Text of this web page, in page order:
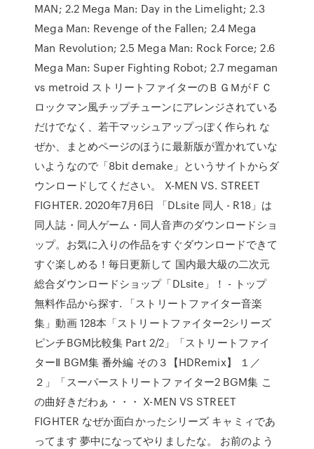
MAN; 2.2 Mega Man: Day in the Limelight; 2.3
Mega Man: Revenge of the Fallen; 2.4 Mega
Man Revolution; 2.5 Mega Man: Rock Force; 2.6
Mega Man: Super Fighting Robot; 2.7 megaman
vs metroid ストリートファイターのＢＧＭがＦＣ
ロックマン風チップチューンにアレンジされている
だけでなく、若干マッシュアップっぽく作られ な
ぜか、まとめページのほうに最新版が置かれていな
いようなので「8bit demake」というサイトからダ
ウンロードしてください。 X-MEN VS. STREET
FIGHTER. 2020年7月6日 「DLsite 同人 - R18」は
同人誌・同人ゲーム・同人音声のダウンロードショ
ップ。お気に入りの作品をすぐダウンロードできて
すぐ楽しめる！毎日更新して 国内最大級の二次元
総合ダウンロードショップ「DLsite」！ - トップ
無料作品から探す. 「ストリートファイター音楽
集」動画 128本「ストリートファイター2シリーズ
ピンチBGM比較集 Part 2/2」「ストリートファイ
ターⅡ BGM集 番外編 その３【HDRemix】 １／
２」「スーパーストリートファイター2 BGM集 こ
の曲好きだわぁ・・・ X-MEN VS STREET
FIGHTER なぜか面白かったシリーズ キャミィであ
ってます 夢中になってやりましたな。 お前のよう